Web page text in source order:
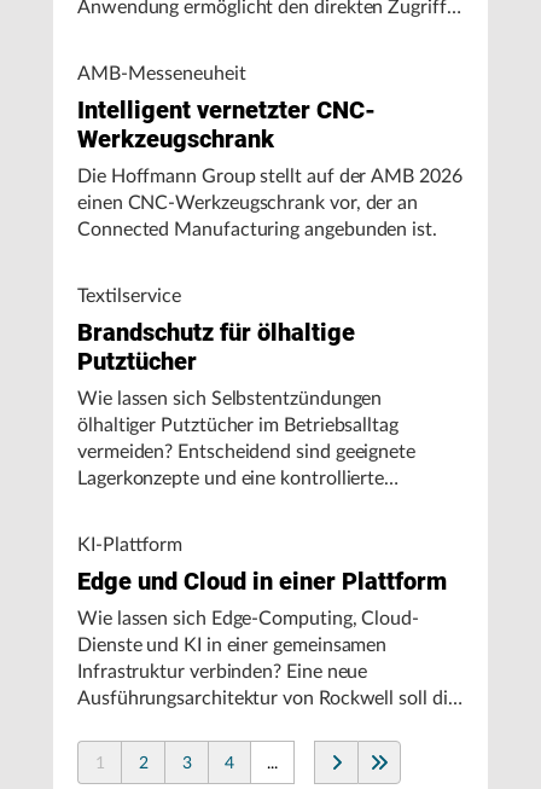
Anwendung ermöglicht den direkten Zugriff
Energieverbrauch.
AMB-Messeneuheit
Intelligent vernetzter CNC-
Werkzeugschrank
Die Hoffmann Group stellt auf der AMB 2026
einen CNC-Werkzeugschrank vor, der an
Connected Manufacturing angebunden ist.
Textilservice
Brandschutz für ölhaltige
Putztücher
Wie lassen sich Selbstentzündungen
ölhaltiger Putztücher im Betriebsalltag
vermeiden? Entscheidend sind geeignete
Lagerkonzepte und eine kontrollierte
KI-Plattform
Edge und Cloud in einer Plattform
Wie lassen sich Edge-Computing, Cloud-
Dienste und KI in einer gemeinsamen
Infrastruktur verbinden? Eine neue
Ausführungsarchitektur von Rockwell soll die
vereinfachen und den autonomen
Fertigungsbetrieb unterstützen.
1 2 3 4 ...